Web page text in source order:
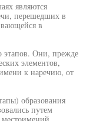
являются
перешедших в
в
этапов. Они, прежде
элементов,
к наречию, от
образования
путем